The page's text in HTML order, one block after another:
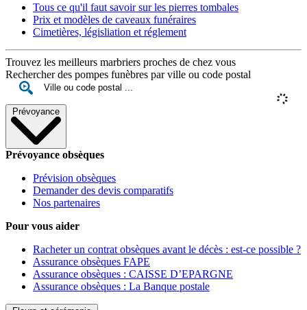
Tous ce qu'il faut savoir sur les pierres tombales
Prix et modèles de caveaux funéraires
Cimetières, législiation et réglement
Trouvez les meilleurs marbriers proches de chez vous
Rechercher des pompes funèbres par ville ou code postal
Prévoyance
Prévoyance obsèques
Prévision obsèques
Demander des devis comparatifs
Nos partenaires
Pour vous aider
Racheter un contrat obsèques avant le décès : est-ce possible ?
Assurance obsèques FAPE
Assurance obsèques : CAISSE D’EPARGNE
Assurance obsèques : La Banque postale